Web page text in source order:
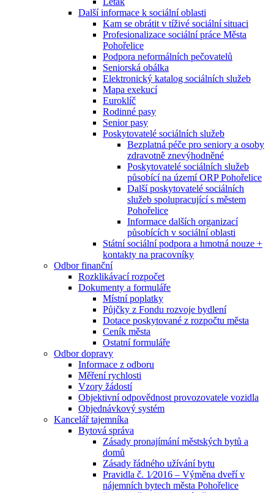
Další informace k sociální oblasti
Kam se obrátit v tíživé sociální situaci
Profesionalizace sociální práce Města
Pohořelice
Podpora neformálních pečovatelů
Seniorská obálka
Elektronický katalog sociálních služeb
Mapa exekucí
Euroklíč
Rodinné pasy
Senior pasy
Poskytovatelé sociálních služeb
Bezplatná péče pro seniory a osoby
zdravotně znevýhodněné
Poskytovatelé sociálních služeb
působící na území ORP Pohořelice
Další poskytovatelé sociálních
služeb spolupracující s městem
Pohořelice
Informace dalších organizací
působících v sociální oblasti
Státní sociální podpora a hmotná nouze +
kontakty na pracovníky
Odbor finanční
Rozklikávací rozpočet
Dokumenty a formuláře
Místní poplatky
Půjčky z Fondu rozvoje bydlení
Dotace poskytované z rozpočtu města
Ceník města
Ostatní formuláře
Odbor dopravy
Informace z odboru
Měření rychlosti
Vzory žádostí
Objektivní odpovědnost provozovatele vozidla
Objednávkový systém
Kancelář tajemníka
Bytová správa
Zásady pronajímání městských bytů a
domů
Zásady řádného užívání bytu
Pravidla č. 1⁄2016 – Výměna dveří v
nájemních bytech města Pohořelice